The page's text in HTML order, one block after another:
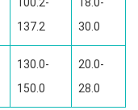
100.2-
137.2
18.0-
30.0
130.0-
150.0
20.0-
28.0